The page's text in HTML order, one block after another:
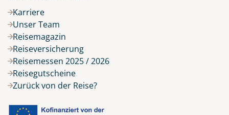
Karriere
Unser Team
Reisemagazin
Reiseversicherung
Reisemessen 2025 / 2026
Reisegutscheine
Zurück von der Reise?